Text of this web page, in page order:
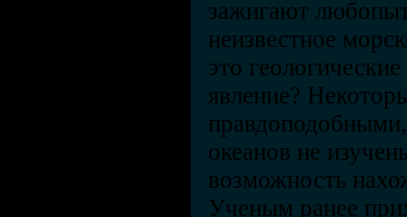
зажигают
неизвестное
это
явление?
океанов не
возможность
Ученым ранее